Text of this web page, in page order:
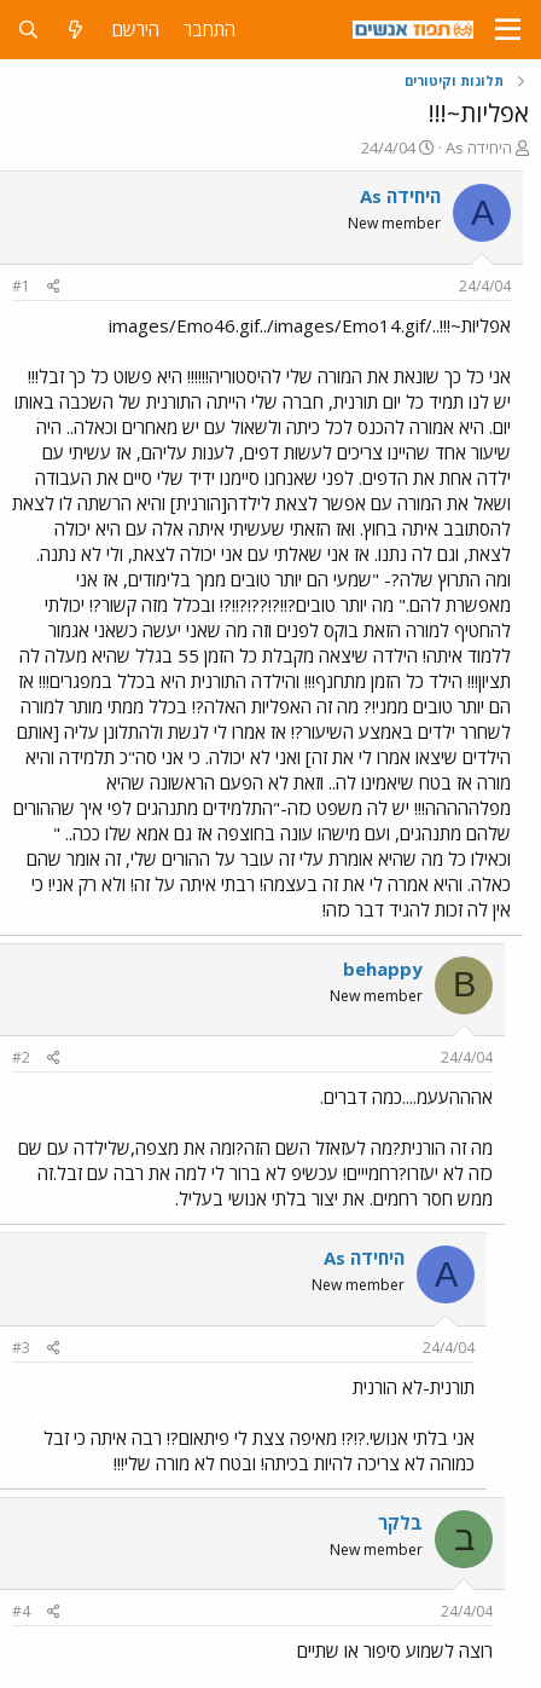
התחבר הירשם
תלונות וקיטורים
אפליות~!!!
פ
ו
ת
ח
ה
ש
א
As היחידה
פ
ו
ר
ם
ר
י
24/4/04
A As היחידה
New member
24/4/04
#1
אפליות~!!!../images/Emo46.gif../images/Emo14.gif
אני כל כך שונאת את המורה שלי להיסטוריה!!!!!! היא פשוט כל כך זבל!!!
יש לנו תמיד כל יום תורנית, חברה שלי הייתה התורנית של השכבה באותו
יום. היא אמורה להכנס לכל כיתה ולשאול עם יש מאחרים וכאלה.. היה
שיעור אחד שהיינו צריכים לעשות דפים, לענות עליהם, אז עשיתי עם
ילדה אחת את הדפים. לפני שאנחנו סיימנו ידיד שלי סיים את העבודה
ושאל את המורה עם אפשר לצאת לילדה[הורנית] והיא הרשתה לו לצאת
להסתובב איתה בחוץ. ואז הזאתי שעשיתי איתה אלה עם היא יכולה
לצאת, וגם לה נתנו. אז אני שאלתי עם אני יכולה לצאת, ולי לא נתנה.
ומה התרוץ שלה?- "שמעי הם יותר טובים ממך בלימודים, אז אני
מאפשרת להם." מה יותר טובים?!!?!??!?!!?! ובכלל מזה קשור?! יכולתי
להחטיף למורה הזאת בוקס לפנים וזה מה שאני יעשה כשאני אגמור
ללמוד איתה! הילדה שיצאה מקבלת כל הזמן 55 בגלל שהיא מעלה לה
תציון!!! הילד כל הזמן מתחנף!!! והילדה התורנית היא בכלל במפגרים!!! אז
הם יותר טובים ממני!? מה זה האפליות האלה?! בכלל ממתי מותר למורה
לשחרר ילדים באמצע השיעור?! אז אמרו לי לגשת ולהתלונן עליה [אותם
הילדים שיצאו אמרו לי את זה] ואני לא יכולה. כי אני סה"כ תלמידה והיא
מורה אז בטח שיאמינו לה.. וזאת לא הפעם הראשונה שהיא
מפלההההה!!! יש לה משפט כזה-"התלמידים מתנהגים לפי איך שההורים
שלהם מתנהגים, ועם מישהו עונה בחוצפה אז גם אמא שלו ככה.. "
וכאילו כל מה שהיא אומרת עלי זה עובר על ההורים שלי, זה אומר שהם
כאלה. והיא אמרה לי את זה בעצמה! רבתי איתה על זה! ולא רק אני! כי
אין לה זכות להגיד דבר כזה!
B
behappy
New member
24/4/04
#2
אהההעעמ....כמה דברים.
מה זה הורנית?מה לעזאזל השם הזה?ומה את מצפה,שלילדה עם שם
כזה לא יעזרו?רחמייים! עכשיפ לא ברור לי למה את רבה עם זבל.זה
ממש חסר רחמים. את יצור בלתי אנושי בעליל.
A As היחידה
New member
24/4/04
#3
תורנית-לא הורנית
אני בלתי אנושי.?!?! מאיפה צצת לי פיתאום?! רבה איתה כי זבל
כמוהה לא צריכה להיות בכיתה! ובטח לא מורה שלי!!!
ב בלקר
New member
24/4/04
#4
רוצה לשמוע סיפור או שתיים